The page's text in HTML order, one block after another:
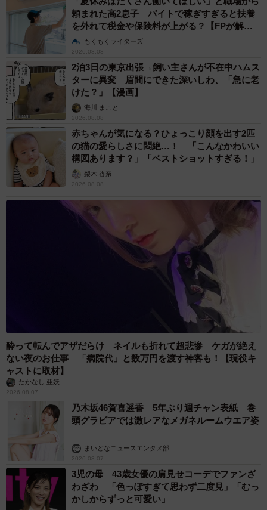
万表示されたその理由に納得！（画像提供：柴犬もも さん）
すれ違ったJK
「かわいいー！！車やん！！！｣
＿人人人人人＿
＞ くるま ＜
￣Y^Y^Y^Y^￣ pic.twitter.com/u2t3aUKwTH
— 柴犬·͜·♡もも (@momonosekaiii) September 2, 2025
頼まれた高2息子 バイトで稼ぎすぎると扶養
を外れて税金や保険料が上がる？【FPが解
説】もくもくライターズ
2026.08.08
2泊3日の東京出張→飼い主さんが不在中ハムス
ターに異変 眉間にできた深いしわ、「急に老
けた？」【漫画】
海川 まこと
2026.08.08
赤ちゃんが気になる？ひょっこり顔を出す2匹
の猫の愛らしさに悶絶…！ 「こんなかわいい
構図あります？」「ベストショットすぎる！」
梨木 香奈
2026.08.08
酔って転んでアザだらけ ネイルも折れて超悲惨 ケガが絶え
ない夜のお仕事 「病院代」と数万円を渡す神客も！【現役キ
ャストに取材】
たかなし 亜妖
2026.08.07
乃木坂46賀喜遥香 5年ぶり週チャン表紙 巻
頭グラビアでは激レアなメガネルームウエア姿
まいどなニュースエンタメ部
2026.08.07
3児の母 43歳女優の肩見せコーデでファンざ
わざわ 「色っぽすぎて思わず二度見」「むっ
かしからずっと可愛い」